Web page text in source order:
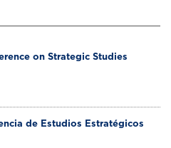
on Strategic Studies
de Estudios Estratégicos